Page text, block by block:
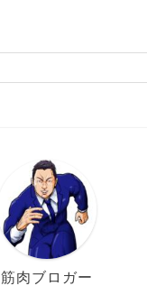
筋肉ブロガー